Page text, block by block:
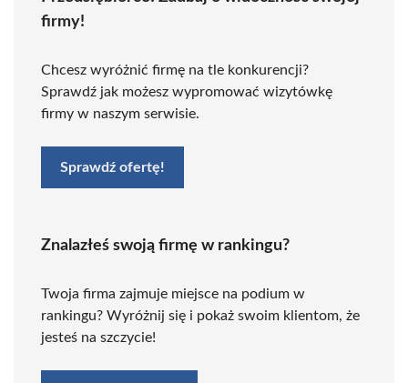
firmy!
Chcesz wyróżnić firmę na tle konkurencji?
Sprawdź jak możesz wypromować wizytówkę
firmy w naszym serwisie.
Sprawdź ofertę!
Znalazłeś swoją firmę w rankingu?
Twoja firma zajmuje miejsce na podium w
rankingu? Wyróżnij się i pokaż swoim klientom, że
jesteś na szczycie!